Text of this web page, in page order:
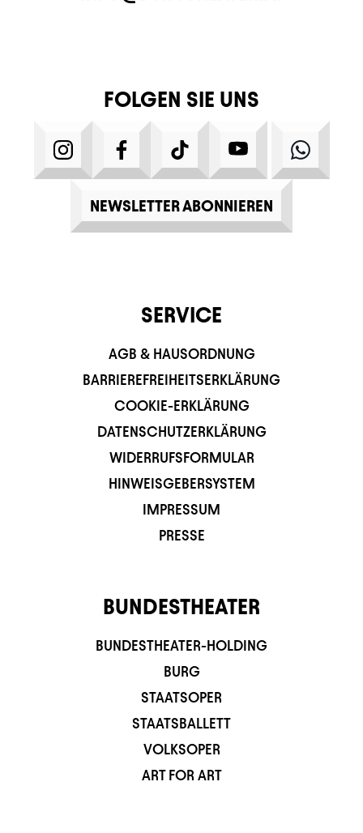
FOLGEN SIE UNS
INSTAGRAMFACEBOOKTIKTOK YOUTUBE
NEWSLETTER ABONNIEREN
SERVICE
AGB & HAUSORDNUNG
BARRIEREFREIHEITSERKLÄRUNG
COOKIE-ERKLÄRUNG
DATENSCHUTZERKLÄRUNG
WIDERRUFSFORMULAR
HINWEISGEBERSYSTEM
IMPRESSUM
PRESSE
BUNDESTHEATER
BUNDESTHEATER-HOLDING
BURG
STAATSOPER
STAATSBALLETT
VOLKSOPER
ART FOR ART